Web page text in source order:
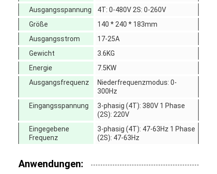
Ausgangsspannung
4T: 0-480V 2S: 0-260V
Größe
140 * 240 * 183mm
Ausgangsstrom
17-25A
Gewicht
3.6KG
Energie
7.5KW
Ausgangsfrequenz
Niederfrequenzmodus: 0-
300Hz
Eingangsspannung
3-phasig (4T): 380V 1 Phase
(2S): 220V
Eingegebene
Frequenz
3-phasig (4T): 47-63Hz 1 Phase
(2S): 47-63Hz
Anwendungen: